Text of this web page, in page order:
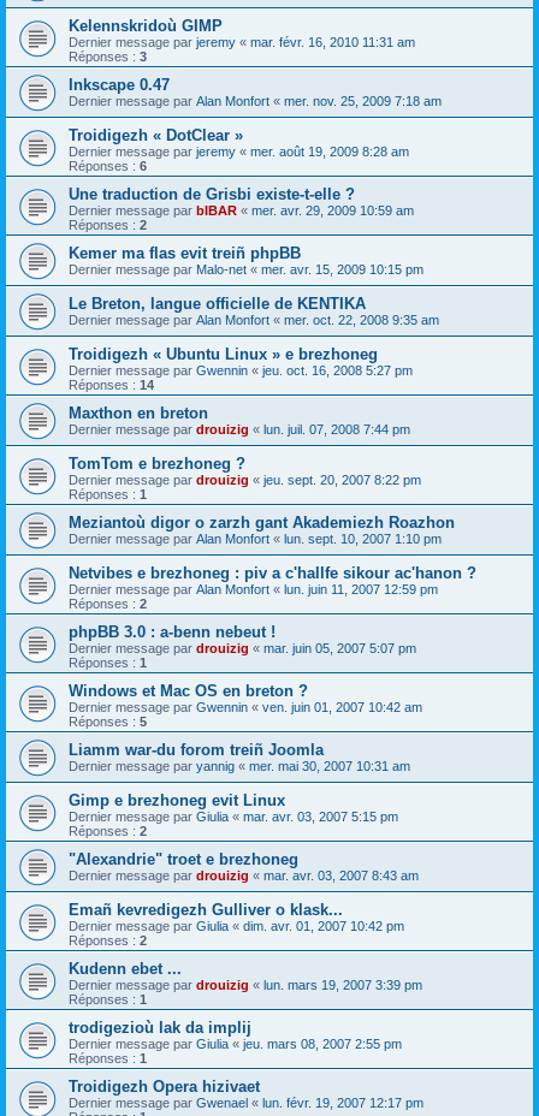
Kelennskridoù GIMP
Dernier message par jeremy « mar. févr. 16, 2010 11:31 am
Réponses : 3
Inkscape 0.47
Dernier message par Alan Monfort « mer. nov. 25, 2009 7:18 am
Troidigezh « DotClear »
Dernier message par jeremy « mer. août 19, 2009 8:28 am
Réponses : 6
Une traduction de Grisbi existe-t-elle ?
Dernier message par bIBAR « mer. avr. 29, 2009 10:59 am
Réponses : 2
Kemer ma flas evit treiñ phpBB
Dernier message par Malo-net « mer. avr. 15, 2009 10:15 pm
Le Breton, langue officielle de KENTIKA
Dernier message par Alan Monfort « mer. oct. 22, 2008 9:35 am
Troidigezh « Ubuntu Linux » e brezhoneg
Dernier message par Gwennin « jeu. oct. 16, 2008 5:27 pm
Réponses : 14
Maxthon en breton
Dernier message par drouizig « lun. juil. 07, 2008 7:44 pm
TomTom e brezhoneg ?
Dernier message par drouizig « jeu. sept. 20, 2007 8:22 pm
Réponses : 1
Meziantoù digor o zarzh gant Akademiezh Roazhon
Dernier message par Alan Monfort « lun. sept. 10, 2007 1:10 pm
Netvibes e brezhoneg : piv a c'hallfe sikour ac'hanon ?
Dernier message par Alan Monfort « lun. juin 11, 2007 12:59 pm
Réponses : 2
phpBB 3.0 : a-benn nebeut !
Dernier message par drouizig « mar. juin 05, 2007 5:07 pm
Réponses : 1
Windows et Mac OS en breton ?
Dernier message par Gwennin « ven. juin 01, 2007 10:42 am
Réponses : 5
Liamm war-du forom treiñ Joomla
Dernier message par yannig « mer. mai 30, 2007 10:31 am
Gimp e brezhoneg evit Linux
Dernier message par Giulia « mar. avr. 03, 2007 5:15 pm
Réponses : 2
"Alexandrie" troet e brezhoneg
Dernier message par drouizig « mar. avr. 03, 2007 8:43 am
Emañ kevredigezh Gulliver o klask...
Dernier message par Giulia « dim. avr. 01, 2007 10:42 pm
Réponses : 2
Kudenn ebet ...
Dernier message par drouizig « lun. mars 19, 2007 3:39 pm
Réponses : 1
trodigezioù lak da implij
Dernier message par Giulia « jeu. mars 08, 2007 2:55 pm
Réponses : 1
Troidigezh Opera hizivaet
Dernier message par Gwenael « lun. févr. 19, 2007 12:17 pm